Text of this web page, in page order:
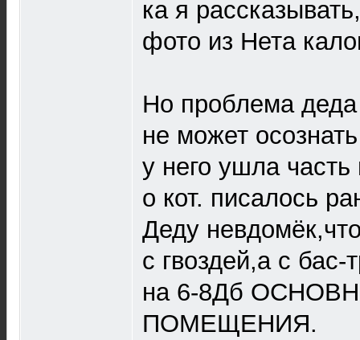
ка я
фото из Нета
Но проблема
не может
у него ушла
о кот. писалось
Деду
с гвоздей,а с
на 6-8Дб
ПОМЕЩЕНИЯ.